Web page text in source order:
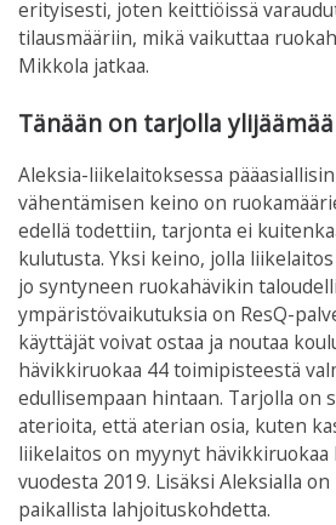
erityisesti, joten keittiöissä
tilausmääriin, mikä vaikuttaa
Mikkola jatkaa.
Tänään on tarjolla ylijäämää
Aleksia-liikelaitoksessa
vähentämisen keino on
edellä todettiin, tarjonta ei
kulutusta. Yksi keino, jolla
jo syntyneen ruokahävikin
ympäristövaikutuksia on ResQ-
käyttäjät voivat ostaa ja noutaa
hävikkiruokaa 44 toimipisteestä
edullisempaan hintaan. Tarjolla on
aterioita, että aterian osia, kuten
liikelaitos on myynyt hävikkiruokaa
vuodesta 2019. Lisäksi Aleksialla
paikallista lahjoituskohdetta.